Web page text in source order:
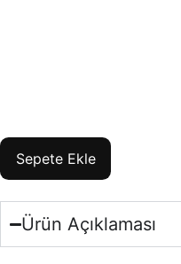
Sepete Ekle
Ürün Açıklaması